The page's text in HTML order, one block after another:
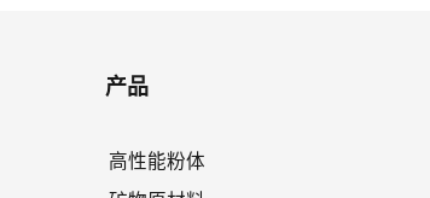
产品
高性能粉体